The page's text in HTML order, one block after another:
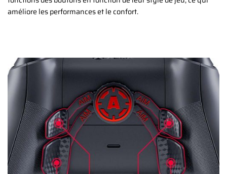
améliore les performances et le confort.